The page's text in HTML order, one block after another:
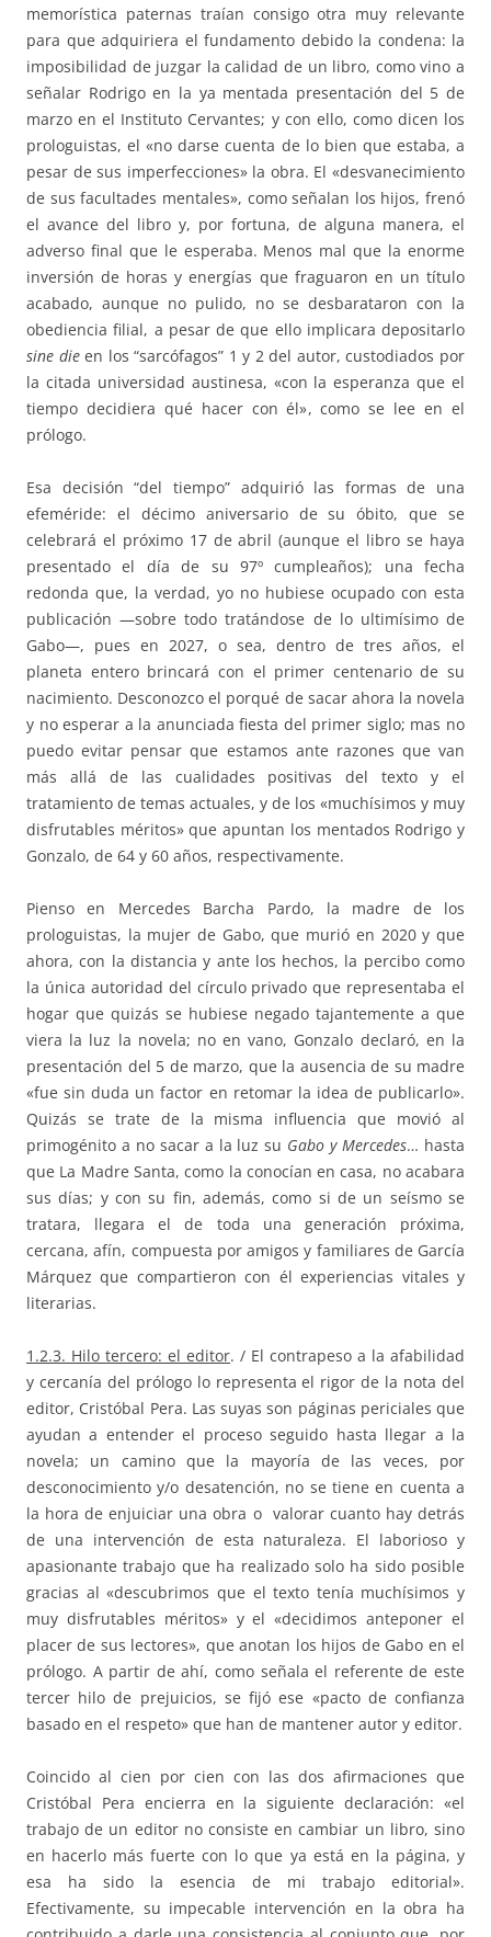
memorística paternas traían consigo otra muy relevante
para que adquiriera el fundamento debido la condena: la
imposibilidad de juzgar la calidad de un libro, como vino a
señalar Rodrigo en la ya mentada presentación del 5 de
marzo en el Instituto Cervantes; y con ello, como dicen los
prologuistas, el «no darse cuenta de lo bien que estaba, a
pesar de sus imperfecciones» la obra. El «desvanecimiento
de sus facultades mentales», como señalan los hijos, frenó
el avance del libro y, por fortuna, de alguna manera, el
adverso final que le esperaba. Menos mal que la enorme
inversión de horas y energías que fraguaron en un título
acabado, aunque no pulido, no se desbarataron con la
obediencia filial, a pesar de que ello implicara depositarlo
sine dieen los “sarcófagos” 1 y 2 del autor, custodiados por
la citada universidad austinesa, «con la esperanza que el
tiempo decidiera qué hacer con él», como se lee en el
prólogo.
Esa decisión “del tiempo” adquirió las formas de una
efeméride: el décimo aniversario de su óbito, que se
celebrará el próximo 17 de abril (aunque el libro se haya
presentado el día de su 97º cumpleaños); una fecha
redonda que, la verdad, yo no hubiese ocupado con esta
publicación —sobre todo tratándose de lo ultimísimo de
Gabo—, pues en 2027, o sea, dentro de tres años, el
planeta entero brincará con el primer centenario de su
nacimiento. Desconozco el porqué de sacar ahora la novela
y no esperar a la anunciada fiesta del primer siglo; mas no
puedo evitar pensar que estamos ante razones que van
más allá de las cualidades positivas del texto y el
tratamiento de temas actuales, y de los «muchísimos y muy
disfrutables méritos» que apuntan los mentados Rodrigo y
Gonzalo, de 64 y 60 años, respectivamente.
Pienso en Mercedes Barcha Pardo, la madre de los
prologuistas, la mujer de Gabo, que murió en 2020 y que
ahora, con la distancia y ante los hechos, la percibo como
la única autoridad del círculo privado que representaba el
hogar que quizás se hubiese negado tajantemente a que
viera la luz la novela; no en vano, Gonzalo declaró, en la
presentación del 5 de marzo, que la ausencia de su madre
«fue sin duda un factor en retomar la idea de publicarlo».
Quizás se trate de la misma influencia que movió al
primogénito a no sacar a la luz su Gabo y Mercedes… hasta
que La Madre Santa, como la conocían en casa, no acabara
sus días; y con su fin, además, como si de un seísmo se
tratara, llegara el de toda una generación próxima,
cercana, afín, compuesta por amigos y familiares de García
Márquez que compartieron con él experiencias vitales y
literarias.
1.2.3. Hilo tercero: el editor. / El contrapeso a la afabilidad
y cercanía del prólogo lo representa el rigor de la nota del
editor, Cristóbal Pera. Las suyas son páginas periciales que
ayudan a entender el proceso seguido hasta llegar a la
novela; un camino que la mayoría de las veces, por
desconocimiento y/o desatención, no se tiene en cuenta a
la hora de enjuiciar una obra o valorar cuanto hay detrás
de una intervención de esta naturaleza. El laborioso y
apasionante trabajo que ha realizado solo ha sido posible
gracias al «descubrimos que el texto tenía muchísimos y
muy disfrutables méritos» y el «decidimos anteponer el
placer de sus lectores», que anotan los hijos de Gabo en el
prólogo. A partir de ahí, como señala el referente de este
tercer hilo de prejuicios, se fijó ese «pacto de confianza
basado en el respeto» que han de mantener autor y editor.
Coincido al cien por cien con las dos afirmaciones que
Cristóbal Pera encierra en la siguiente declaración: «el
trabajo de un editor no consiste en cambiar un libro, sino
en hacerlo más fuerte con lo que ya está en la página, y
esa ha sido la esencia de mi trabajo editorial».
Efectivamente, su impecable intervención en la obra ha